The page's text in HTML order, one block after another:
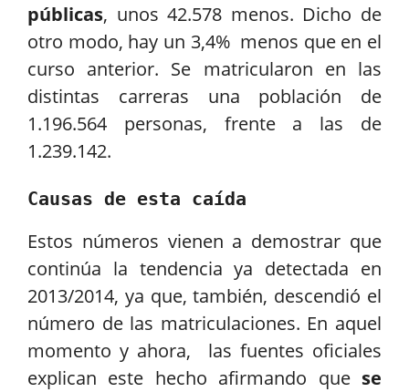
públicas, unos 42.578 menos. Dicho de
otro modo, hay un 3,4% menos que en el
curso anterior. Se matricularon en las
distintas carreras una población de
1.196.564 personas, frente a las de
1.239.142.
Causas de esta caída
Estos números vienen a demostrar que
continúa la tendencia ya detectada en
2013/2014, ya que, también, descendió el
número de las matriculaciones. En aquel
momento y ahora, las fuentes oficiales
explican este hecho afirmando que se